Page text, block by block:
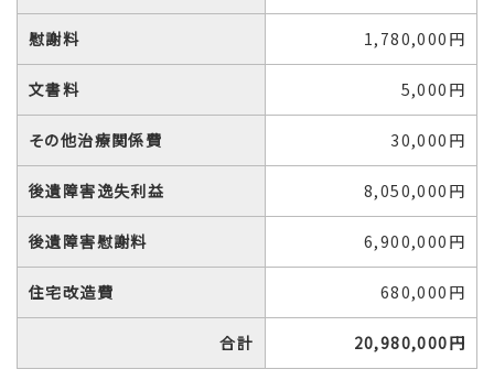
慰謝料 1,780,000円
文書料 5,000円
その他治療関係費 30,000円
後遺障害逸失利益 8,050,000円
後遺障害慰謝料 6,900,000円
住宅改造費 680,000円
合計 20,980,000円